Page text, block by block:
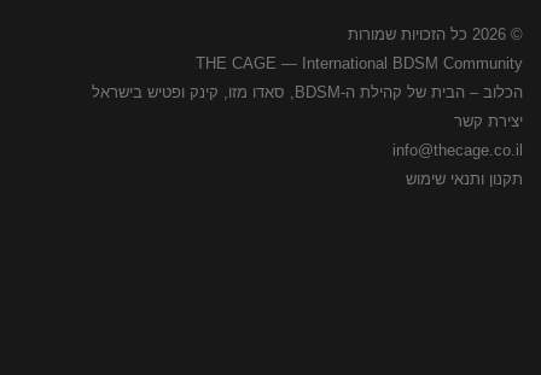
© 2026 כל הזכויות שמורות
THE CAGE — International BDSM Community
הכלוב – הבית של קהילת ה-BDSM, סאדו מזו, קינק ופטיש בישראל
יצירת קשר
info@thecage.co.il
תקנון ותנאי שימוש